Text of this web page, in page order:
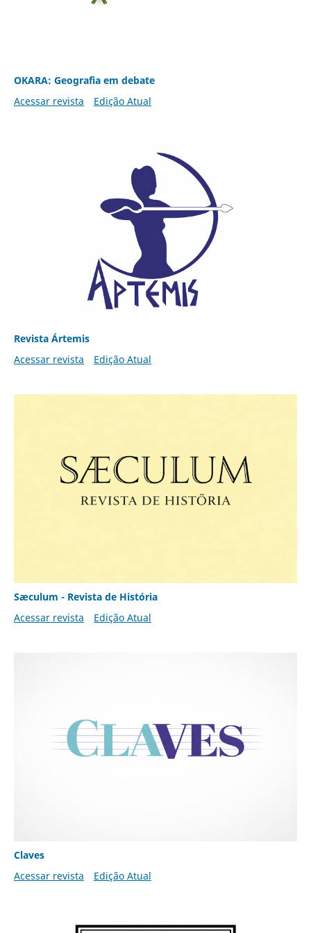
OKARA: Geografia em debate
Acessar revista
Edição Atual
Revista Ártemis
Acessar revista
Edição Atual
Sæculum - Revista de História
Acessar revista
Edição Atual
Claves
Acessar revista
Edição Atual